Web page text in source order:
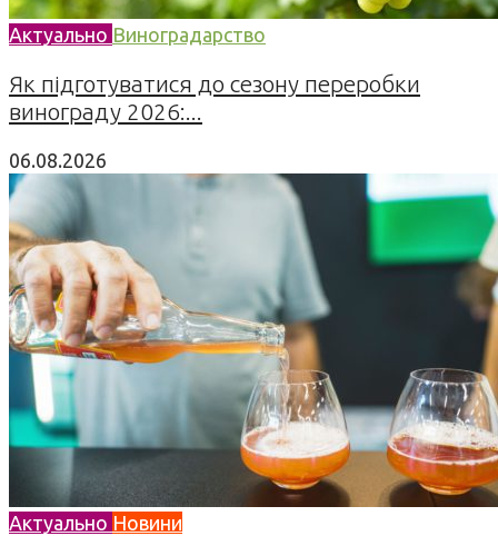
Актуально Виноградарство
Як підготуватися до сезону переробки
винограду 2026:...
06.08.2026
Актуально Новини